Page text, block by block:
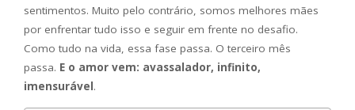
sentimentos. Muito pelo contrário, somos melhores mães
por enfrentar tudo isso e seguir em frente no desafio.
Como tudo na vida, essa fase passa. O terceiro mês
passa. E o amor vem: avassalador, infinito,
imensurável.